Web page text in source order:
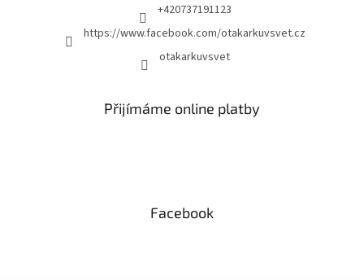
+420737191123
https://www.facebook.com/otakarkuvsvet.cz
otakarkuvsvet
Přijímáme online platby
Facebook